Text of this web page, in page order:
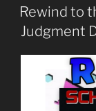
OP
Rewind to
Judgment